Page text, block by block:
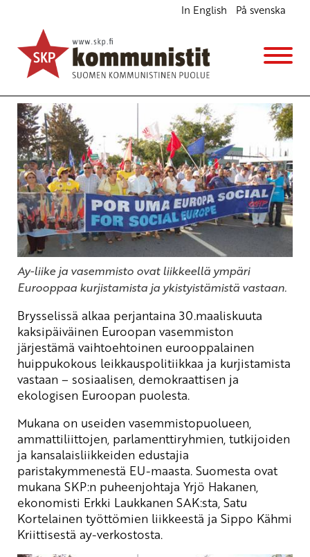
In English På svenska
Vaihtoehtoinen eurooppalainen huippukokous
Ajankohtaista
29.3.2012 - 20:20
Ay-liike ja vasemmisto ovat liikkeellä ympäri
Eurooppaa kurjistamista ja ykistyistämistä vastaan.
Brysselissä alkaa perjantaina 30.maaliskuuta
kaksipäiväinen Euroopan vasemmiston
järjestämä vaihtoehtoinen eurooppalainen
huippukokous leikkauspolitiikkaa ja kurjistamista
vastaan – sosiaalisen, demokraattisen ja
ekologisen Euroopan puolesta.
Mukana on useiden vasemmistopuolueen,
ammattiliittojen, parlamenttiryhmien, tutkijoiden
ja kansalaisliikkeiden edustajia
paristakymmenestä EU-maasta. Suomesta ovat
mukana SKP:n puheenjohtaja Yrjö Hakanen,
ekonomisti Erkki Laukkanen SAK:sta, Satu
Kortelainen työttömien liikkeestä ja Sippo Kähmi
Kriittisestä ay-verkostosta.